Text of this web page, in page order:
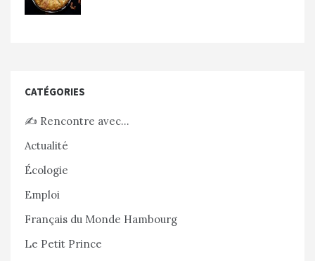
CATÉGORIES
✍️ Rencontre avec…
Actualité
Écologie
Emploi
Français du Monde Hambourg
Le Petit Prince